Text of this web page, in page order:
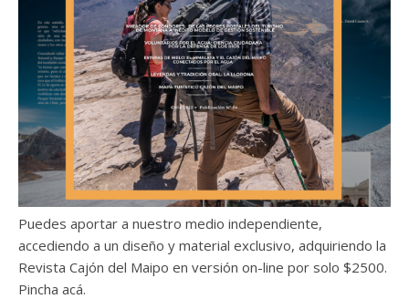
Puedes aportar a nuestro medio independiente,
accediendo a un diseño y material exclusivo, adquiriendo la
Revista Cajón del Maipo en versión on-line por solo $2500.
Pincha acá.